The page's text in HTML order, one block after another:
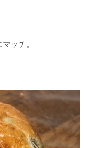
ッチ。